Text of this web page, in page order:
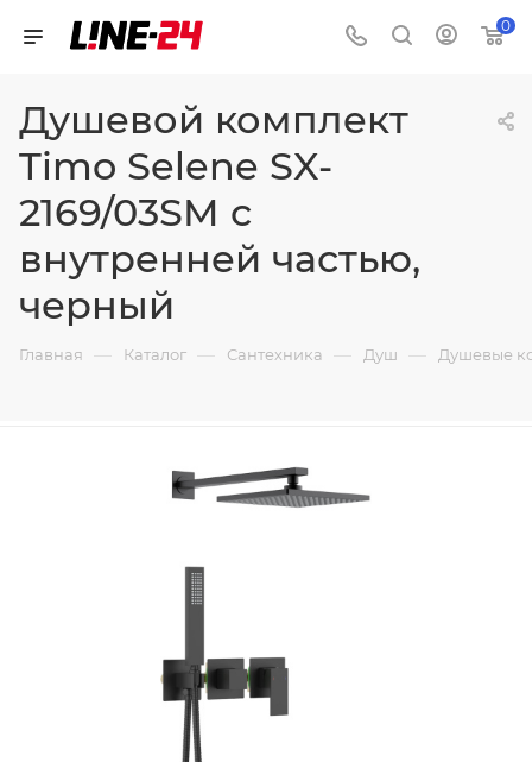
0
Душевой комплект
Timo Selene SX-
2169/03SM с
внутренней частью,
черный
Главная — Каталог — Сантехника — Душ — Душевые